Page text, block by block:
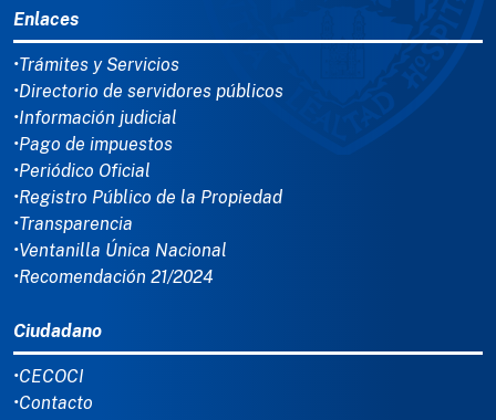
Enlaces
•Trámites y Servicios
•Directorio de servidores públicos
•Información judicial
•Pago de impuestos
•Periódico Oficial
•Registro Público de la Propiedad
•Transparencia
•Ventanilla Única Nacional
•Recomendación 21/2024
Ciudadano
•CECOCI
•Contacto